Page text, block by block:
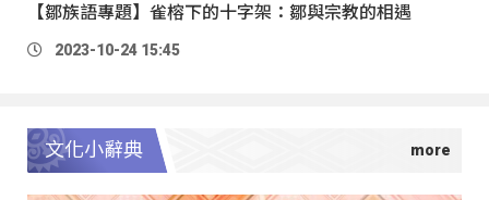
【鄒族語專題】雀榕下的十字架：鄒與宗教的相遇
2023-10-24 15:45
文化小辭典